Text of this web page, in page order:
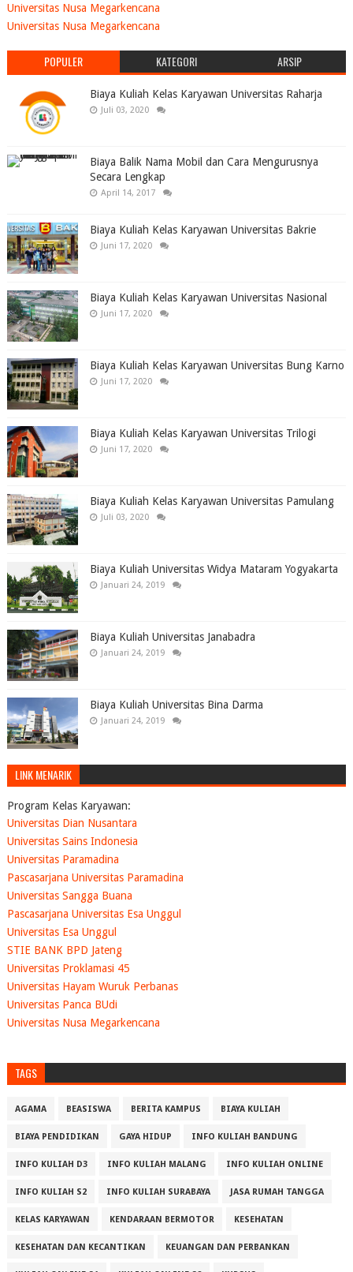
Universitas Nusa Megarkencana
Universitas Nusa Megarkencana
POPULER KATEGORI ARSIP
Biaya Kuliah Kelas Karyawan Universitas Raharja
Juli 03, 2020
Biaya Balik Nama Mobil dan Cara Mengurusnya
Secara Lengkap
April 14, 2017
Biaya Kuliah Kelas Karyawan Universitas Bakrie
Juni 17, 2020
Biaya Kuliah Kelas Karyawan Universitas Nasional
Juni 17, 2020
Biaya Kuliah Kelas Karyawan Universitas Bung Karno
Juni 17, 2020
Biaya Kuliah Kelas Karyawan Universitas Trilogi
Juni 17, 2020
Biaya Kuliah Kelas Karyawan Universitas Pamulang
Juli 03, 2020
Biaya Kuliah Universitas Widya Mataram Yogyakarta
Januari 24, 2019
Biaya Kuliah Universitas Janabadra
Januari 24, 2019
Biaya Kuliah Universitas Bina Darma
Januari 24, 2019
LINK MENARIK
Program Kelas Karyawan:
Universitas Dian Nusantara
Universitas Sains Indonesia
Universitas Paramadina
Pascasarjana Universitas Paramadina
Universitas Sangga Buana
Pascasarjana Universitas Esa Unggul
Universitas Esa Unggul
STIE BANK BPD Jateng
Universitas Proklamasi 45
Universitas Hayam Wuruk Perbanas
Universitas Panca BUdi
Universitas Nusa Megarkencana
TAGS
AGAMA BEASISWA BERITA KAMPUS BIAYA KULIAH
BIAYA PENDIDIKAN GAYA HIDUP INFO KULIAH BANDUNG
INFO KULIAH D3 INFO KULIAH MALANG INFO KULIAH ONLINE
INFO KULIAH S2 INFO KULIAH SURABAYA JASA RUMAH TANGGA
KELAS KARYAWAN KENDARAAN BERMOTOR KESEHATAN
KESEHATAN DAN KECANTIKAN KEUANGAN DAN PERBANKAN